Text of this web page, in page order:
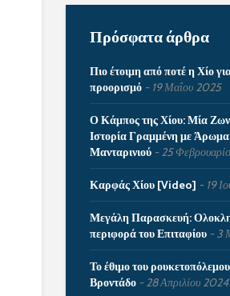
Πρόσφατα άρθρα
Πιο έτοιμη από ποτέ η Χίο
προορισμό
19 Μαΐου 2025
Ο Κάμπος της Χίου: Μία
Ιστορία Γραμμένη με Άρωμα
Μανταρινιού
25
Καρφάς Χίου [Video] 19
Μεγάλη Παρασκευή:
περιφορά του Επιταφίου
3
Το έθιμο του
Βροντάδο
28 Απριλίου 2024